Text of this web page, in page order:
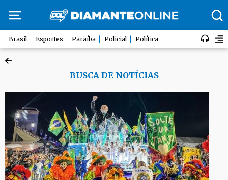
Brasil Esportes Paraíba Policial Política
BUSCA DE NOTÍCIAS